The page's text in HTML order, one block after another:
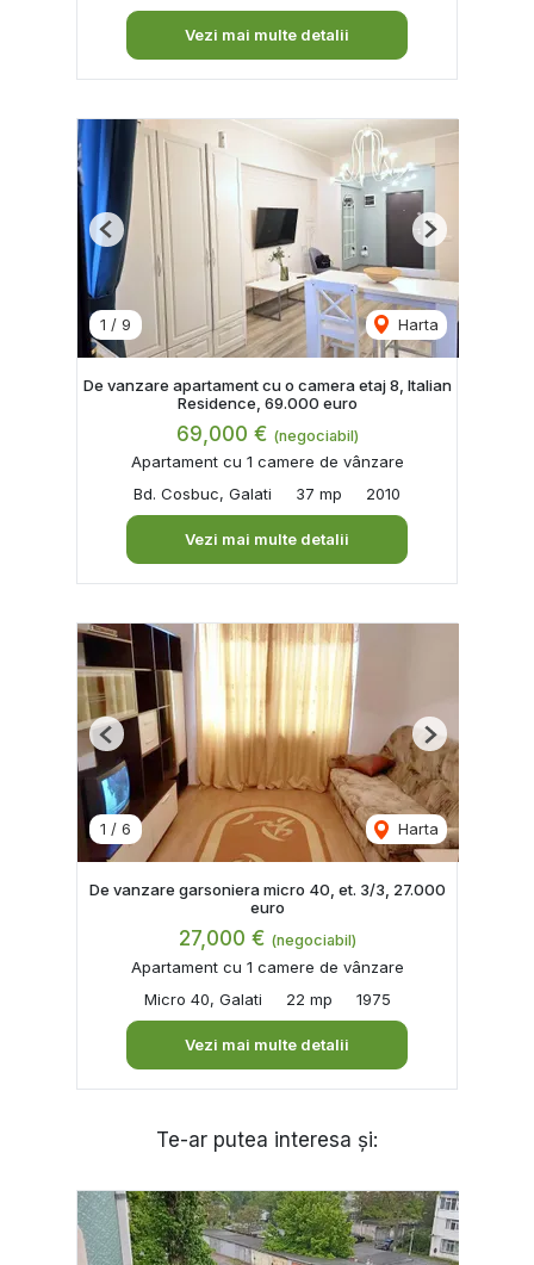
Vezi mai multe detalii
1 / 9 Harta
Previous Next
De vanzare apartament cu o camera etaj 8, Italian
Residence, 69.000 euro
69,000 € (negociabil)
Apartament cu 1 camere de vânzare
Bd. Cosbuc, Galati
37 mp 2010
Vezi mai multe detalii
1 / 6 Harta
Previous Next
De vanzare garsoniera micro 40, et. 3/3, 27.000
euro
27,000 € (negociabil)
Apartament cu 1 camere de vânzare
Micro 40, Galati
22 mp 1975
Vezi mai multe detalii
Te-ar putea interesa și: